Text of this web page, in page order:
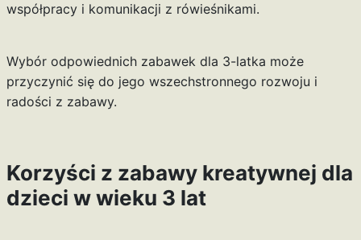
współpracy i komunikacji z rówieśnikami.
Wybór odpowiednich zabawek dla 3-latka może
przyczynić się do jego wszechstronnego rozwoju i
radości z zabawy.
Korzyści z zabawy kreatywnej dla
dzieci w wieku 3 lat